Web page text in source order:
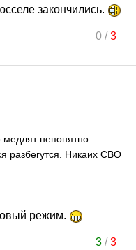
закончились.
0/3
непонятно.
разбегутся. Никаих СВО
режим.
3/3